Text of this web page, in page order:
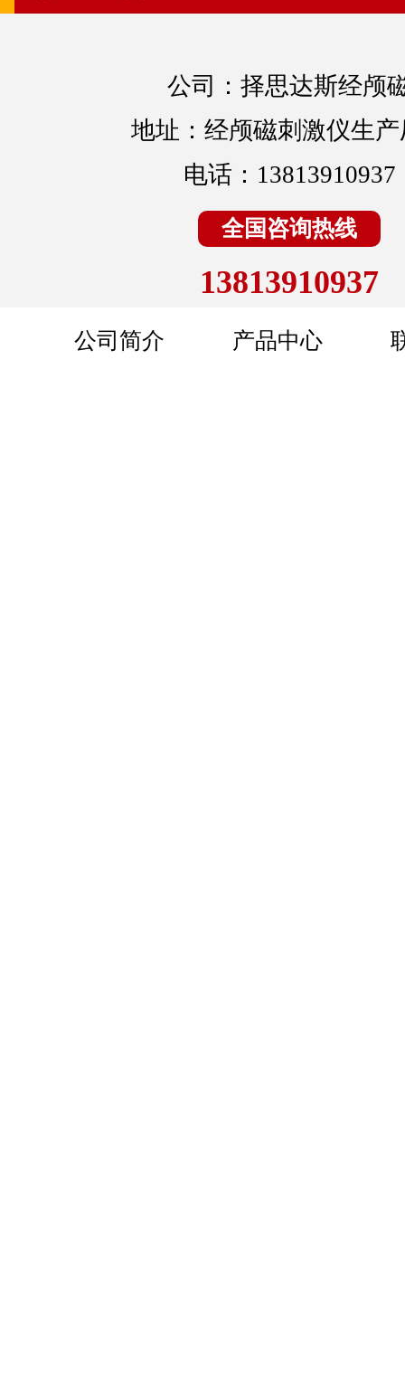
公司：择思达斯经颅
地址：经颅磁刺激仪生产
电话：13813910937
全国咨询热线
13813910937
公司简介 产品中心